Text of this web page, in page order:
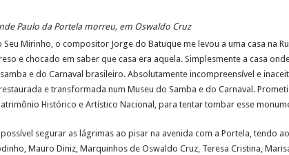
Paulo da Portela morreu, em Oswaldo Cruz
Mirinho, o compositor Jorge do Batuque me levou a uma casa na
e chocado em saber que casa era aquela. Simplesmente a casa
e do Carnaval brasileiro. Absolutamente incompreensível e
e transformada num Museu do Samba e do Carnaval.
Histórico e Artístico Nacional, para tentar tombar esse
segurar as lágrimas ao pisar na avenida com a Portela, tendo
Mauro Diniz, Marquinhos de Oswaldo Cruz, Teresa Cristina,